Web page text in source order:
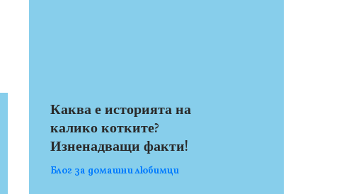
Каква е историята на
калико котките?
Изненадващи факти!
Блог за домашни любимци